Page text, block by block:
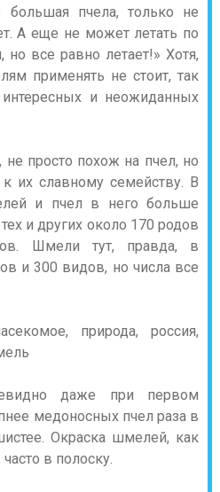
пчела, только не
А еще не может летать по
но все равно летает!» Хотя,
применять не стоит, так
и неожиданных
просто похож на пчел, но
их славному семейству. В
и пчел в него больше
и других около 170 родов
Шмели тут, правда, в
и 300 видов, но числа все
даже при первом
медоносных пчел раза в
Окраска шмелей, как
в полоску.